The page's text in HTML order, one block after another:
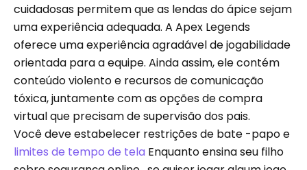
cuidadosas permitem que as lendas do ápice sejam
uma experiência adequada. A Apex Legends
oferece uma experiência agradável de jogabilidade
orientada para a equipe. Ainda assim, ele contém
conteúdo violento e recursos de comunicação
tóxica, juntamente com as opções de compra
virtual que precisam de supervisão dos pais.
Você deve estabelecer restrições de bate -papo e
limites de tempo de tela Enquanto ensina seu filho